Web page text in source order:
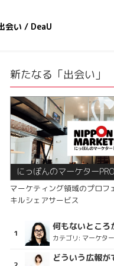
会い / DeaU
新たなる「出会い」
にっぽんのマーケター
マーケティング領域のプロフ
キルシェアサービス
何もないところ
カテゴリ: マーケタ